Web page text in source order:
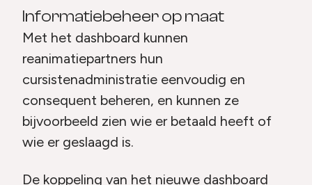
Informatiebeheer op maat
Met het dashboard kunnen
reanimatiepartners hun
cursistenadministratie eenvoudig en
consequent beheren, en kunnen ze
bijvoorbeeld zien wie er betaald heeft of
wie er geslaagd is.
De koppeling van het nieuwe dashboard